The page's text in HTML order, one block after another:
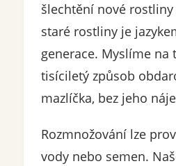
šlechtění nové rostliny
staré rostliny je
generace. Myslíme na
tisíciletý způsob
mazlíčka, bez jeho
Rozmnožování lze
vody nebo semen.